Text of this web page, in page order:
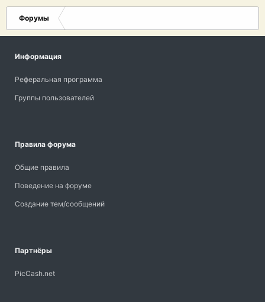
Форумы
Информация
Реферальная программа
Группы пользователей
Правила форума
Общие правила
Поведение на форуме
Создание тем/сообщений
Партнёры
PicCash.net